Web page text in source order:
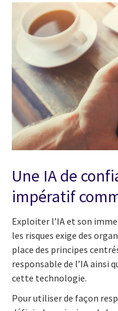
Une IA de
impératif
Exploiter l’IA et son
les risques exige des
place des principes
responsable de l’IA ainsi
cette technologie.
Pour utiliser de façon